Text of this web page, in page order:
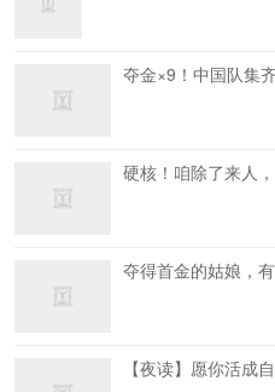
夺金×9！中国队集
硬核！咱除了来人
夺得首金的姑娘，
【夜读】愿你活成